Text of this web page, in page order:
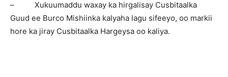
– Xukuumaddu waxay ka hirgalisay Cusbitaalka
Guud ee Burco Mishiinka kalyaha lagu sifeeyo, oo markii
hore ka jiray Cusbitaalka Hargeysa oo kaliya.